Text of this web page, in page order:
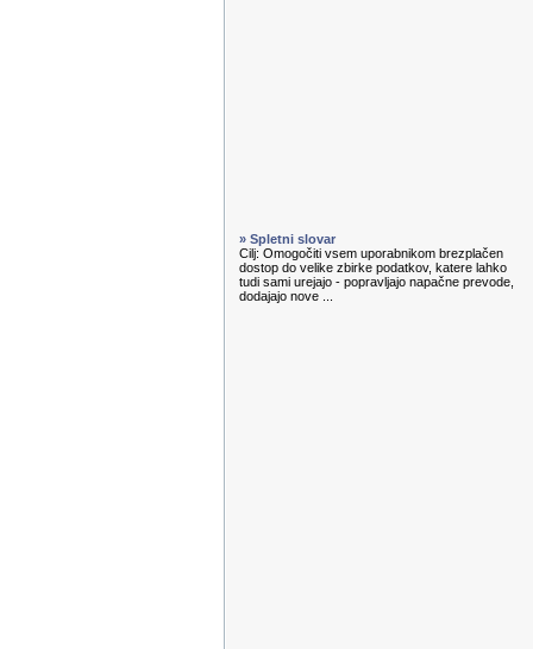
» Spletni slovar
Cilj: Omogočiti vsem uporabnikom brezplačen
dostop do velike zbirke podatkov, katere lahko
tudi sami urejajo - popravljajo napačne prevode,
dodajajo nove ...